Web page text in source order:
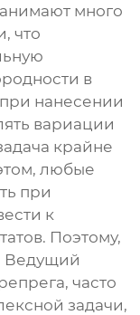
много
что
в
нанесении
вариации
крайне
любые
при
к
Поэтому,
Ведущий
, часто
задачи,